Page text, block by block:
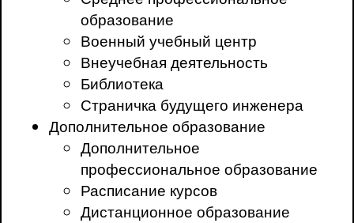
образование
Военный учебный центр
Внеучебная деятельность
Библиотека
Страничка будущего инженера
Дополнительное образование
Дополнительное
профессиональное образование
Расписание курсов
Дистанционное образование